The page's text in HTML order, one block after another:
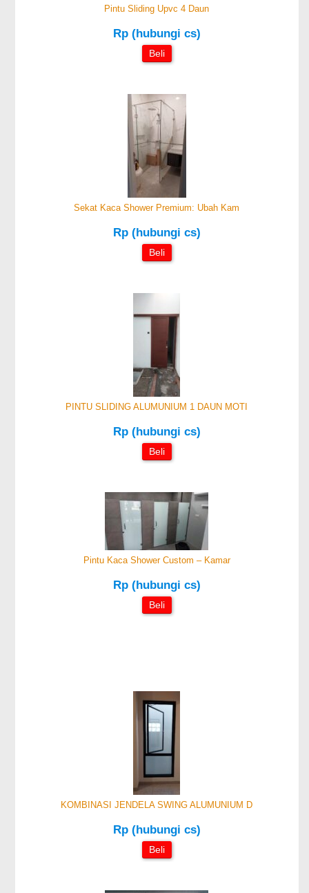
Pintu Sliding Upvc 4 Daun
Rp (hubungi cs)
Beli
Sekat Kaca Shower Premium: Ubah Kam
Rp (hubungi cs)
Beli
PINTU SLIDING ALUMUNIUM 1 DAUN MOTI
Rp (hubungi cs)
Beli
Pintu Kaca Shower Custom – Kamar
Rp (hubungi cs)
Beli
KOMBINASI JENDELA SWING ALUMUNIUM D
Rp (hubungi cs)
Beli